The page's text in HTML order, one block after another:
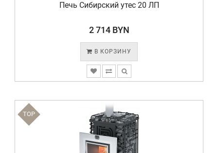
Печь Сибирский утес 20 ЛП
2 714 BYN
В КОРЗИНУ
TOP